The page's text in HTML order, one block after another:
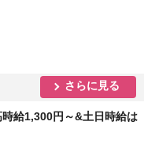
さらに見る
給1,300円～&土日時給は